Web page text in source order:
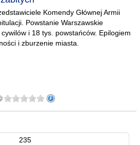
Komendy Głównej Armii
Powstanie Warszawskie
i 18 tys. powstańców. Epilogiem
i zburzenie miasta.
235